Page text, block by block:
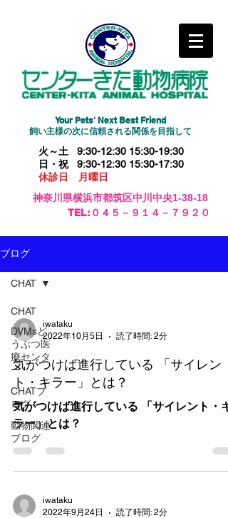
Your Pets' Next Best Friend
​飼い主様の次に信頼される関係を目指して
火～土 9:30-12:30 15:30-19:30
日・祝 9:30-12:30 15:30-17:30
休診日 月曜日
神奈川県横浜市都筑区中川中央1-38-18
​TEL:０４５－９１４－７９２０
ブログ
CHAT
DVMsど
うぶつ医
療センタ
ー
CHATブ
ログ
動物関連
ブログ
CHAT
iwataku
2022年10月5日
読了時間: 2分
気がつけば進行している 「サイレン
ト・キラー」とは？
気がつけば進行している 「サイレント・キ
ラー」とは？
iwataku
2022年9月24日
読了時間: 2分